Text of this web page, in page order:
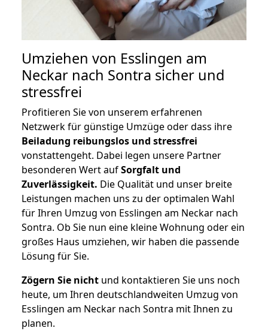
Umziehen von Esslingen am
Neckar nach Sontra sicher und
stressfrei
Profitieren Sie von unserem erfahrenen
Netzwerk für günstige Umzüge oder dass ihre
Beiladung reibungslos und stressfrei
vonstattengeht. Dabei legen unsere Partner
besonderen Wert aufSorgfalt und
Zuverlässigkeit. Die Qualität und unser breite
Leistungen machen uns zu der optimalen Wahl
für Ihren Umzug von Esslingen am Neckar nach
Sontra. Ob Sie nun eine kleine Wohnung oder ein
großes Haus umziehen, wir haben die passende
Lösung für Sie.
Zögern Sie nicht und kontaktieren Sie uns noch
heute, um Ihren deutschlandweiten Umzug von
Esslingen am Neckar nach Sontra mit Ihnen zu
planen.